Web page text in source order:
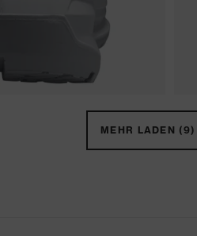
MEHR LADEN (9)